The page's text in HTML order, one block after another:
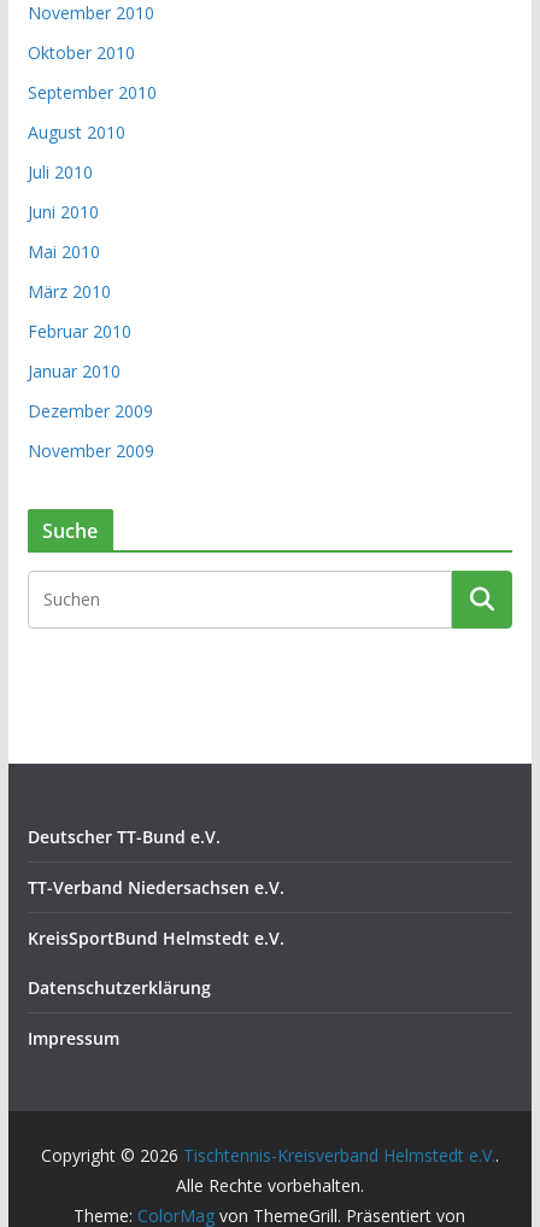
November 2010
Oktober 2010
September 2010
August 2010
Juli 2010
Juni 2010
Mai 2010
März 2010
Februar 2010
Januar 2010
Dezember 2009
November 2009
Suche
Deutscher TT-Bund e.V.
TT-Verband Niedersachsen e.V.
KreisSportBund Helmstedt e.V.
Datenschutzerklärung
Impressum
Copyright © 2026 Tischtennis-Kreisverband Helmstedt e.V..
Alle Rechte vorbehalten.
Theme: ColorMag von ThemeGrill. Präsentiert von